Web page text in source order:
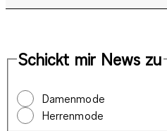
Schickt mir News zu
Damenmode
Herrenmode